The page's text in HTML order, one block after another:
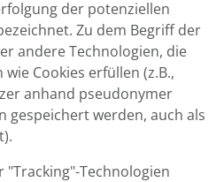
der potenziellen
Zu dem Begriff der
andere Technologien, die
Cookies erfüllen (z.B.,
anhand pseudonymer
gespeichert werden, auch als
"Tracking"-Technologien